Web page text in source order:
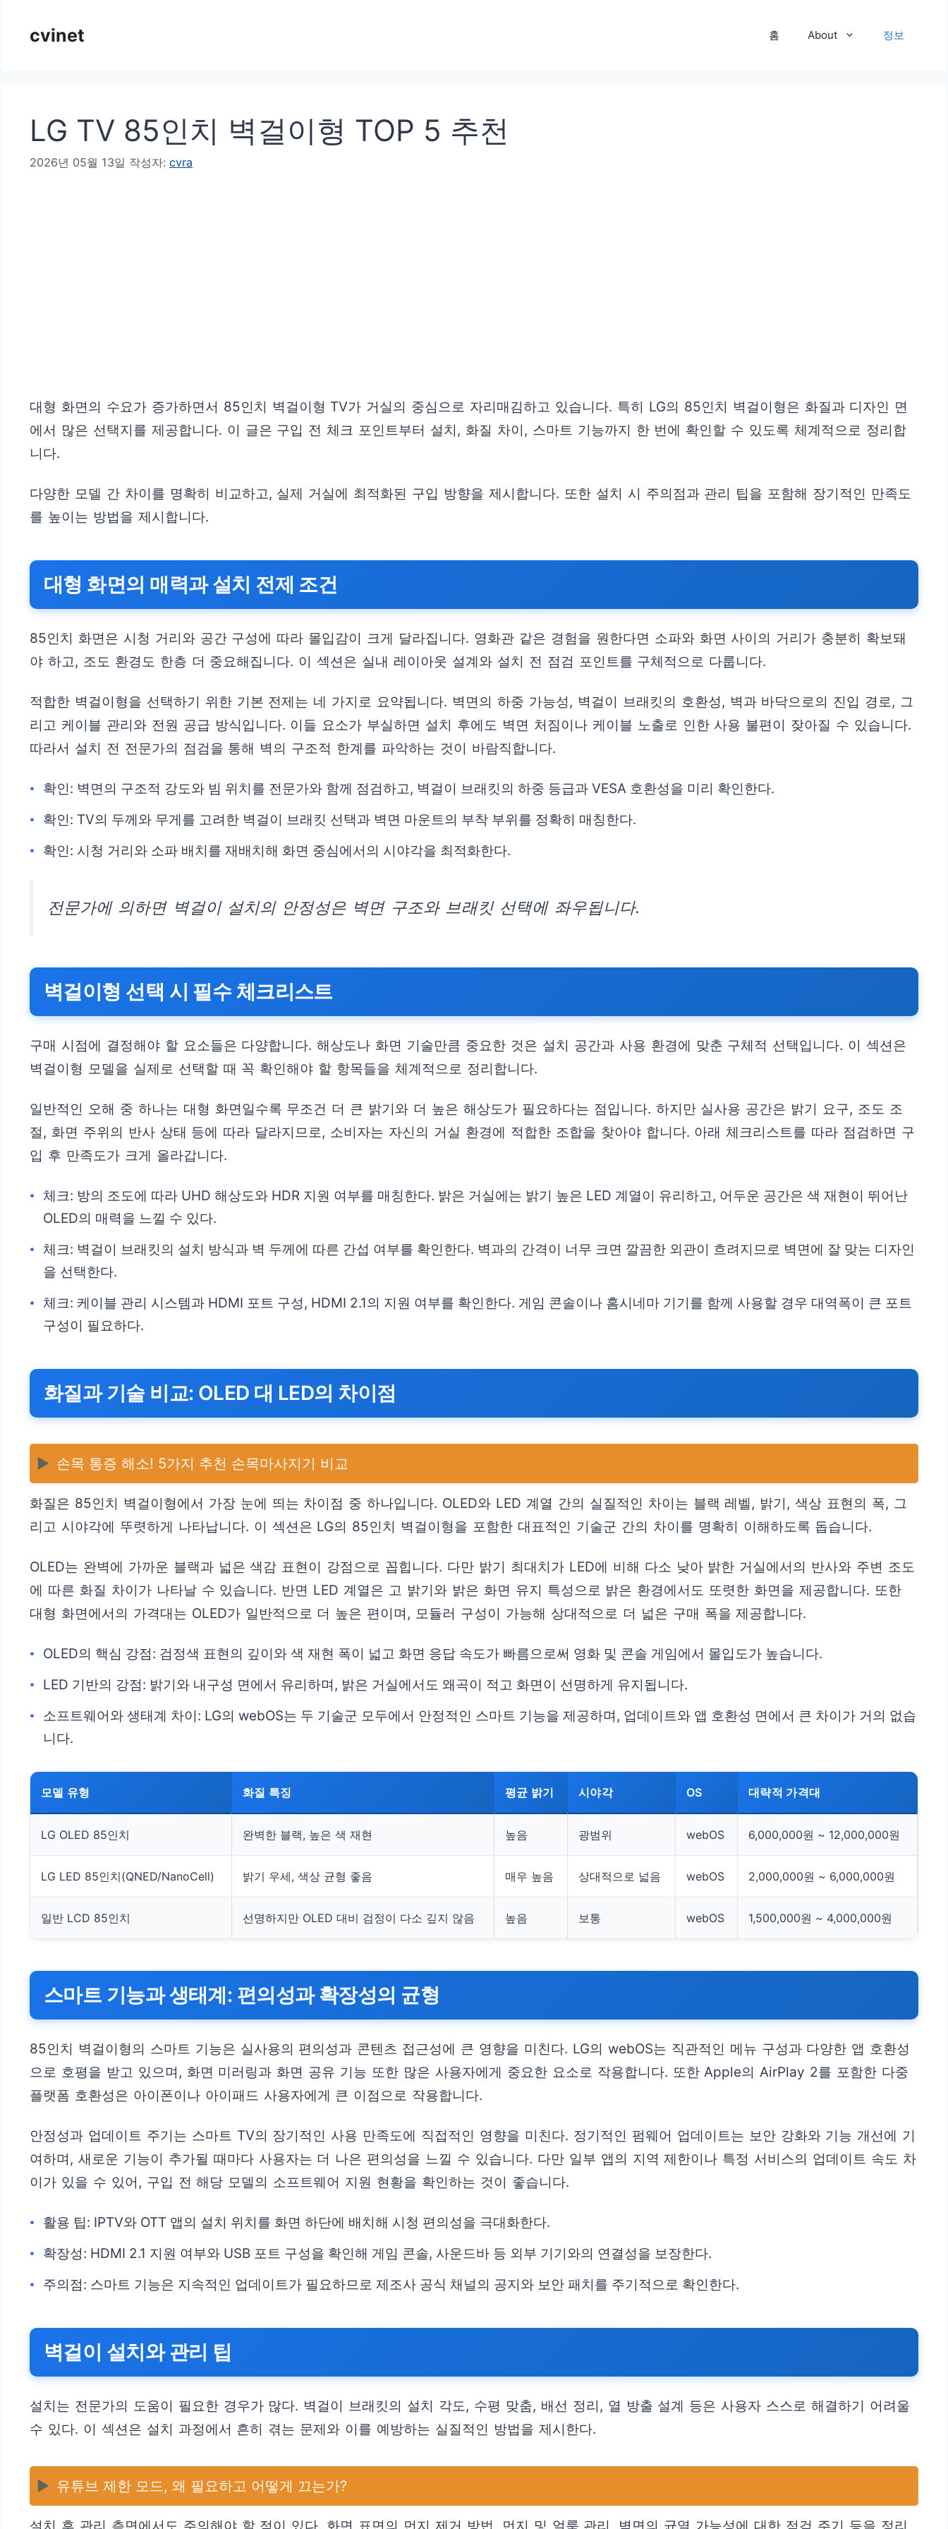
cvinet 홈 About 정보
LG TV 85인치 벽걸이형 TOP 5 추천
2026년 05월 13일 작성자: cvra
대형 화면의 수요가 증가하면서 85인치 벽걸이형 TV가 거실의 중심으로 자리매김하고 있습니다. 특히 LG의 85인치 벽걸이형은 화질과 디자인 면
에서 많은 선택지를 제공합니다. 이 글은 구입 전 체크 포인트부터 설치, 화질 차이, 스마트 기능까지 한 번에 확인할 수 있도록 체계적으로 정리합
니다.
다양한 모델 간 차이를 명확히 비교하고, 실제 거실에 최적화된 구입 방향을 제시합니다. 또한 설치 시 주의점과 관리 팁을 포함해 장기적인 만족도
를 높이는 방법을 제시합니다.
대형 화면의 매력과 설치 전제 조건
85인치 화면은 시청 거리와 공간 구성에 따라 몰입감이 크게 달라집니다. 영화관 같은 경험을 원한다면 소파와 화면 사이의 거리가 충분히 확보돼
야 하고, 조도 환경도 한층 더 중요해집니다. 이 섹션은 실내 레이아웃 설계와 설치 전 점검 포인트를 구체적으로 다룹니다.
적합한 벽걸이형을 선택하기 위한 기본 전제는 네 가지로 요약됩니다. 벽면의 하중 가능성, 벽걸이 브래킷의 호환성, 벽과 바닥으로의 진입 경로, 그
리고 케이블 관리와 전원 공급 방식입니다. 이들 요소가 부실하면 설치 후에도 벽면 처짐이나 케이블 노출로 인한 사용 불편이 잦아질 수 있습니다.
따라서 설치 전 전문가의 점검을 통해 벽의 구조적 한계를 파악하는 것이 바람직합니다.
확인: 벽면의 구조적 강도와 빔 위치를 전문가와 함께 점검하고, 벽걸이 브래킷의 하중 등급과 VESA 호환성을 미리 확인한다.
확인: TV의 두께와 무게를 고려한 벽걸이 브래킷 선택과 벽면 마운트의 부착 부위를 정확히 매칭한다.
확인: 시청 거리와 소파 배치를 재배치해 화면 중심에서의 시야각을 최적화한다.
전문가에 의하면 벽걸이 설치의 안정성은 벽면 구조와 브래킷 선택에 좌우됩니다.
벽걸이형 선택 시 필수 체크리스트
구매 시점에 결정해야 할 요소들은 다양합니다. 해상도나 화면 기술만큼 중요한 것은 설치 공간과 사용 환경에 맞춘 구체적 선택입니다. 이 섹션은
벽걸이형 모델을 실제로 선택할 때 꼭 확인해야 할 항목들을 체계적으로 정리합니다.
일반적인 오해 중 하나는 대형 화면일수록 무조건 더 큰 밝기와 더 높은 해상도가 필요하다는 점입니다. 하지만 실사용 공간은 밝기 요구, 조도 조
절, 화면 주위의 반사 상태 등에 따라 달라지므로, 소비자는 자신의 거실 환경에 적합한 조합을 찾아야 합니다. 아래 체크리스트를 따라 점검하면 구
입 후 만족도가 크게 올라갑니다.
체크: 방의 조도에 따라 UHD 해상도와 HDR 지원 여부를 매칭한다. 밝은 거실에는 밝기 높은 LED 계열이 유리하고, 어두운 공간은 색 재현이 뛰어난
OLED의 매력을 느낄 수 있다.
체크: 벽걸이 브래킷의 설치 방식과 벽 두께에 따른 간섭 여부를 확인한다. 벽과의 간격이 너무 크면 깔끔한 외관이 흐려지므로 벽면에 잘 맞는 디자인
을 선택한다.
체크: 케이블 관리 시스템과 HDMI 포트 구성, HDMI 2.1의 지원 여부를 확인한다. 게임 콘솔이나 홈시네마 기기를 함께 사용할 경우 대역폭이 큰 포트
구성이 필요하다.
화질과 기술 비교: OLED 대 LED의 차이점
▶️ 손목 통증 해소! 5가지 추천 손목마사지기 비교
화질은 85인치 벽걸이형에서 가장 눈에 띄는 차이점 중 하나입니다. OLED와 LED 계열 간의 실질적인 차이는 블랙 레벨, 밝기, 색상 표현의 폭, 그
리고 시야각에 뚜렷하게 나타납니다. 이 섹션은 LG의 85인치 벽걸이형을 포함한 대표적인 기술군 간의 차이를 명확히 이해하도록 돕습니다.
OLED는 완벽에 가까운 블랙과 넓은 색감 표현이 강점으로 꼽힙니다. 다만 밝기 최대치가 LED에 비해 다소 낮아 밝한 거실에서의 반사와 주변 조도
에 따른 화질 차이가 나타날 수 있습니다. 반면 LED 계열은 고 밝기와 밝은 화면 유지 특성으로 밝은 환경에서도 또렷한 화면을 제공합니다. 또한
대형 화면에서의 가격대는 OLED가 일반적으로 더 높은 편이며, 모듈러 구성이 가능해 상대적으로 더 넓은 구매 폭을 제공합니다.
OLED의 핵심 강점: 검정색 표현의 깊이와 색 재현 폭이 넓고 화면 응답 속도가 빠름으로써 영화 및 콘솔 게임에서 몰입도가 높습니다.
LED 기반의 강점: 밝기와 내구성 면에서 유리하며, 밝은 거실에서도 왜곡이 적고 화면이 선명하게 유지됩니다.
소프트웨어와 생태계 차이: LG의 webOS는 두 기술군 모두에서 안정적인 스마트 기능을 제공하며, 업데이트와 앱 호환성 면에서 큰 차이가 거의 없습
니다.
모델 유형 화질 특징 평균 밝기 시야각 OS 대략적 가격대
LG OLED 85인치 완벽한 블랙, 높은 색 재현 높음 광범위 webOS 6,000,000원 ~ 12,000,000원
LG LED 85인치(QNED/NanoCell) 밝기 우세, 색상 균형 좋음 매우 높음 상대적으로 넓음 webOS 2,000,000원 ~ 6,000,000원
일반 LCD 85인치 선명하지만 OLED 대비 검정이 다소 깊지 않음 높음 보통 webOS 1,500,000원 ~ 4,000,000원
스마트 기능과 생태계: 편의성과 확장성의 균형
85인치 벽걸이형의 스마트 기능은 실사용의 편의성과 콘텐츠 접근성에 큰 영향을 미친다. LG의 webOS는 직관적인 메뉴 구성과 다양한 앱 호환성
으로 호평을 받고 있으며, 화면 미러링과 화면 공유 기능 또한 많은 사용자에게 중요한 요소로 작용합니다. 또한 Apple의 AirPlay 2를 포함한 다중
플랫폼 호환성은 아이폰이나 아이패드 사용자에게 큰 이점으로 작용합니다.
안정성과 업데이트 주기는 스마트 TV의 장기적인 사용 만족도에 직접적인 영향을 미친다. 정기적인 펌웨어 업데이트는 보안 강화와 기능 개선에 기
여하며, 새로운 기능이 추가될 때마다 사용자는 더 나은 편의성을 느낄 수 있습니다. 다만 일부 앱의 지역 제한이나 특정 서비스의 업데이트 속도 차
이가 있을 수 있어, 구입 전 해당 모델의 소프트웨어 지원 현황을 확인하는 것이 좋습니다.
활용 팁: IPTV와 OTT 앱의 설치 위치를 화면 하단에 배치해 시청 편의성을 극대화한다.
확장성: HDMI 2.1 지원 여부와 USB 포트 구성을 확인해 게임 콘솔, 사운드바 등 외부 기기와의 연결성을 보장한다.
주의점: 스마트 기능은 지속적인 업데이트가 필요하므로 제조사 공식 채널의 공지와 보안 패치를 주기적으로 확인한다.
벽걸이 설치와 관리 팁
설치는 전문가의 도움이 필요한 경우가 많다. 벽걸이 브래킷의 설치 각도, 수평 맞춤, 배선 정리, 열 방출 설계 등은 사용자 스스로 해결하기 어려울
수 있다. 이 섹션은 설치 과정에서 흔히 겪는 문제와 이를 예방하는 실질적인 방법을 제시한다.
▶️ 유튜브 제한 모드, 왜 필요하고 어떻게 끄는가?